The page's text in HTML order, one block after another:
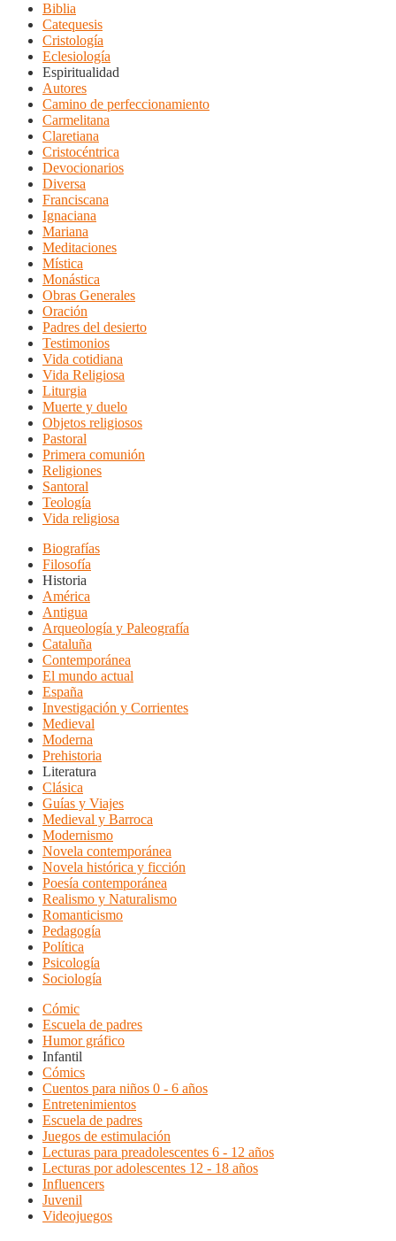
Biblia
Catequesis
Cristología
Eclesiología
Espiritualidad
Autores
Camino de perfeccionamiento
Carmelitana
Claretiana
Cristocéntrica
Devocionarios
Diversa
Franciscana
Ignaciana
Mariana
Meditaciones
Mística
Monástica
Obras Generales
Oración
Padres del desierto
Testimonios
Vida cotidiana
Vida Religiosa
Liturgia
Muerte y duelo
Objetos religiosos
Pastoral
Primera comunión
Religiones
Santoral
Teología
Vida religiosa
Biografías
Filosofía
Historia
América
Antigua
Arqueología y Paleografía
Cataluña
Contemporánea
El mundo actual
España
Investigación y Corrientes
Medieval
Moderna
Prehistoria
Literatura
Clásica
Guías y Viajes
Medieval y Barroca
Modernismo
Novela contemporánea
Novela histórica y ficción
Poesía contemporánea
Realismo y Naturalismo
Romanticismo
Pedagogía
Política
Psicología
Sociología
Cómic
Escuela de padres
Humor gráfico
Infantil
Cómics
Cuentos para niños 0 - 6 años
Entretenimientos
Escuela de padres
Juegos de estimulación
Lecturas para preadolescentes 6 - 12 años
Lecturas por adolescentes 12 - 18 años
Influencers
Juvenil
Videojuegos